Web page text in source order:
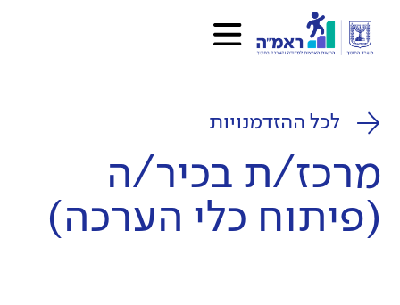
לכל ההזדמנויות
מרכז/ת בכיר/ה
(פיתוח כלי הערכה)